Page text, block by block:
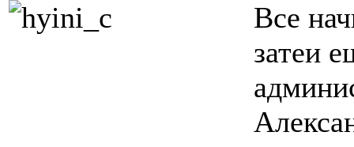
Все
затеи